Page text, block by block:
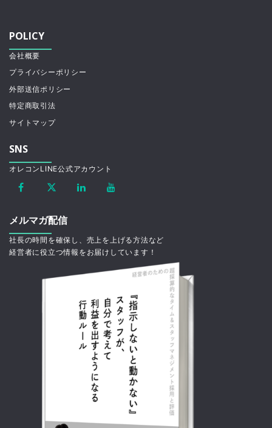
POLICY
会社概要
プライバシーポリシー
外部送信ポリシー
特定商取引法
サイトマップ
SNS
オレコンLINE公式アカウント
メルマガ配信
社長の時間を確保し、売上を上げる方法など
経営者に役立つ情報をお届けしています！